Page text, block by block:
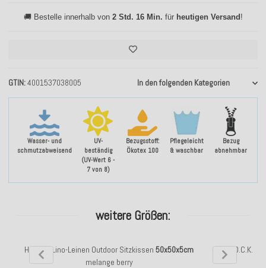
Wasser- und
schmutzabweisend
UV-
beständig
(UV-Wert 6 -
7 von 8)
Bezugsstoff:
Ökotex 100
Pflegeleicht
& waschbar
Bezug
abnehmbar
GTIN 4001537038005 In den folgenden Kategorien
🚚 Bestelle innerhalb von 2 Std. 16 Min. für heutigen Versand!
weitere Größen:
H.O.C.K. Lino-Leinen Outdoor Sitzkissen 50x50x5cm
melange berry
H.O.C.K.